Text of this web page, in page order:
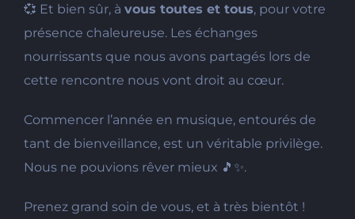
💞 Et bien sûr, à vous toutes et tous, pour votre
présence chaleureuse. Les échanges
nourrissants que nous avons partagés lors de
cette rencontre nous vont droit au cœur.
Commencer l’année en musique, entourés de
tant de bienveillance, est un véritable privilège.
Nous ne pouvions rêver mieux 🎵✨.
Prenez grand soin de vous, et à très bientôt !